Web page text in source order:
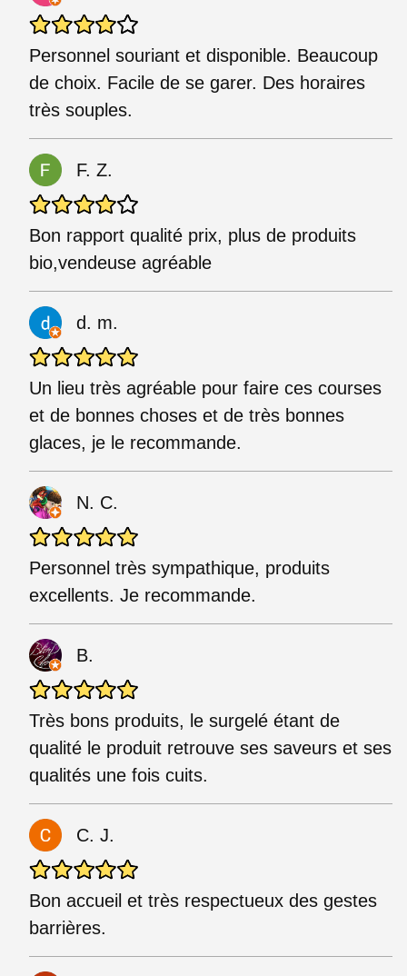
Personnel souriant et disponible. Beaucoup
de choix. Facile de se garer. Des horaires
très souples.
F. Z.
Bon rapport qualité prix, plus de produits
bio,vendeuse agréable
d. m.
Un lieu très agréable pour faire ces courses
et de bonnes choses et de très bonnes
glaces, je le recommande.
N. C.
Personnel très sympathique, produits
excellents. Je recommande.
B.
Très bons produits, le surgelé étant de
qualité le produit retrouve ses saveurs et ses
qualités une fois cuits.
C. J.
Bon accueil et très respectueux des gestes
barrières.